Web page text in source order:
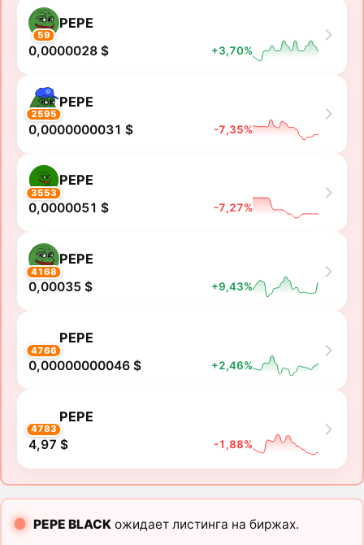
59
PEPE
0,0000028 $ +3,70%
2595
PEPE
0,0000000031 $ -7,35%
3553
PEPE
0,0000051 $ -7,27%
4168
PEPE
0,00035 $ +9,43%
4766
PEPE
0,00000000046 $ +2,46%
4783
PEPE
4,97 $ -1,88%
PEPE BLACKожидает листинга на биржах.